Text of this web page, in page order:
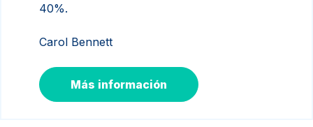
40%.
Carol Bennett
Más información